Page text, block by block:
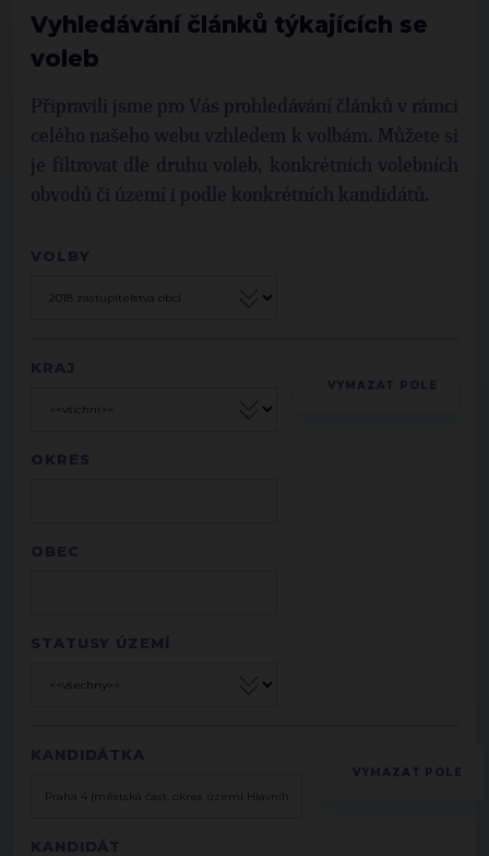
Vyhledávání článků týkajících se
voleb
Připravili jsme pro Vás prohledávání článků v rámci
celého našeho webu vzhledem k volbám. Můžete si
je filtrovat dle druhu voleb, konkrétních volebních
obvodů či území i podle konkrétních kandidátů.
VOLBY
KRAJ
OKRES
OBEC
STATUSY ÚZEMÍ
KANDIDÁTKA
KANDIDÁT